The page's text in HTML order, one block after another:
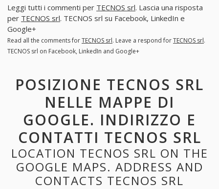
Leggi tutti i commenti per TECNOS srl. Lascia una risposta
per TECNOS srl. TECNOS srl su Facebook, LinkedIn e
Google+
Read all the comments forTECNOS srl. Leave a respond forTECNOS srl.
TECNOS srl on Facebook, LinkedIn and Google+
POSIZIONE TECNOS SRL
NELLE MAPPE DI
GOOGLE. INDIRIZZO E
CONTATTI TECNOS SRL
LOCATION TECNOS SRL ON THE
GOOGLE MAPS. ADDRESS AND
CONTACTS TECNOS SRL